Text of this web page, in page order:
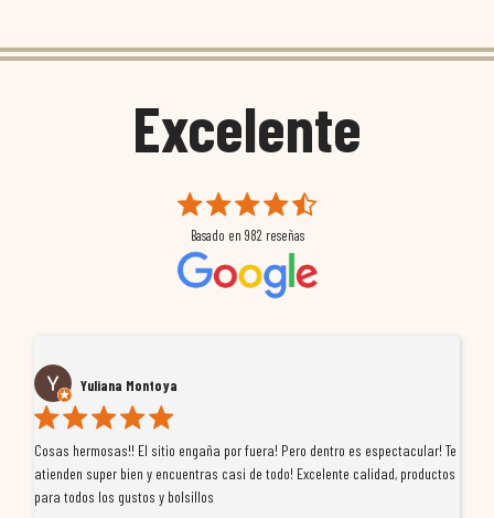
Excelente
Basado en 982 reseñas
Yuliana Montoya
Cosas hermosas!! El sitio engaña por fuera! Pero dentro es espectacular! Te
atienden super bien y encuentras casi de todo! Excelente calidad, productos
para todos los gustos y bolsillos